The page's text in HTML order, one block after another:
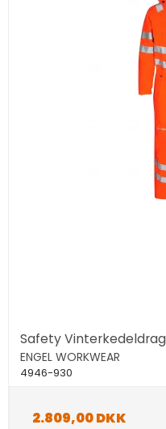
Safety
ENGEL WORKWEAR
4946-930
2.809,00 DKK